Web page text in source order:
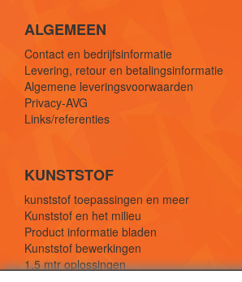
ALGEMEEN
Contact en bedrijfsinformatie
Levering, retour en betalingsinformatie
Algemene leveringsvoorwaarden
Privacy-AVG
Links/referenties
KUNSTSTOF
kunststof toepassingen en meer
Kunststof en het milieu
Product informatie bladen
Kunststof bewerkingen
1,5 mtr oplossingen